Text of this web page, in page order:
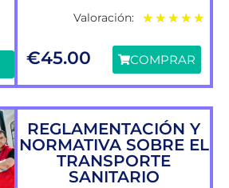
Valoración: ★ ★ ★ ★ ★
€45.00 COMPRAR
REGLAMENTACIÓN Y
NORMATIVA SOBRE EL
TRANSPORTE
SANITARIO